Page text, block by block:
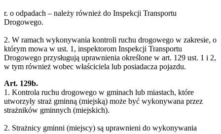
r. o odpadach – należy również do Inspekcji Transportu
Drogowego.
2. W ramach wykonywania kontroli ruchu drogowego w zakresie, o
którym mowa w ust. 1, inspektorom Inspekcji Transportu
Drogowego przysługują uprawnienia określone w art. 129 ust. 1 i 2,
w tym również wobec właściciela lub posiadacza pojazdu.
Art. 129b.
1. Kontrola ruchu drogowego w gminach lub miastach, które
utworzyły straż gminną (miejską) może być wykonywana przez
strażników gminnych (miejskich).
2. Strażnicy gminni (miejscy) są uprawnieni do wykonywania